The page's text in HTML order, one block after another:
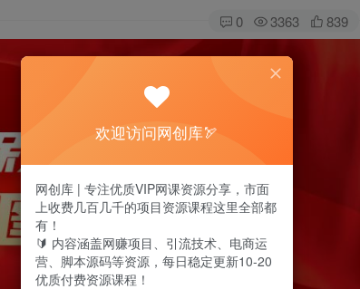
0 3363 839
欢迎访问网创库🏹
网创库 | 专注优质VIP网课资源分享，市面
上收费几百几千的项目资源课程这里全部都
有！
🔰 内容涵盖网赚项目、引流技术、电商运
营、脚本源码等资源，每日稳定更新10-20
优质付费资源课程！